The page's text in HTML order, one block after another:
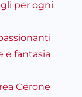
per ogni
e fantasia
Cerone